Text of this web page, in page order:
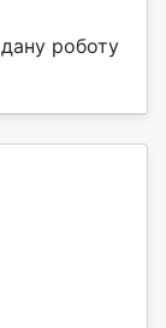
роботу